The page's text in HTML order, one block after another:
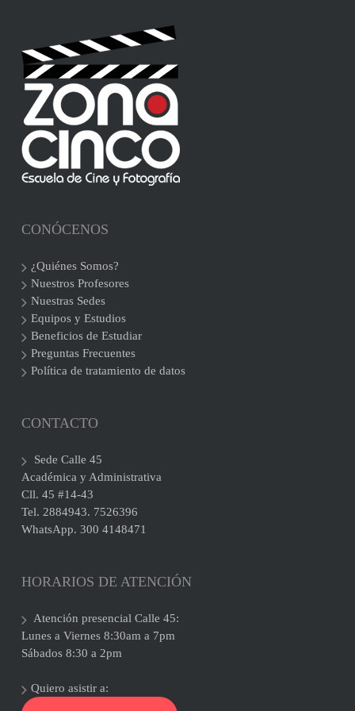
CONÓCENOS
¿Quiénes Somos?
Nuestros Profesores
Nuestras Sedes
Equipos y Estudios
Beneficios de Estudiar
Preguntas Frecuentes
Política de tratamiento de datos
CONTACTO
Sede Calle 45
Académica y Administrativa
Cll. 45 #14-43
Tel. 2884943. 7526396
WhatsApp. 300 4148471
HORARIOS DE ATENCIÓN
Atención presencial Calle 45:
Lunes a Viernes 8:30am a 7pm
Sábados 8:30 a 2pm
Quiero asistir a: